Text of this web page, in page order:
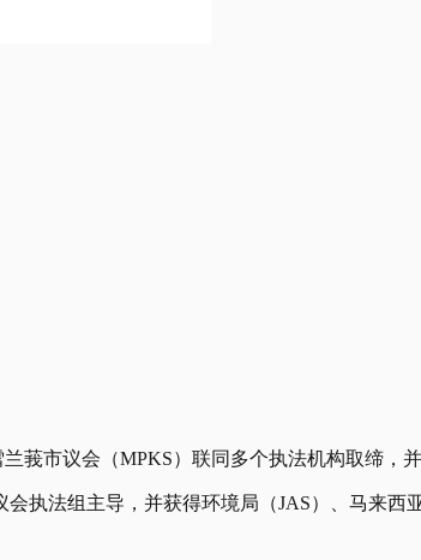
莪市议会（MPKS）联同多个执法机构取缔，并
执法组主导，并获得环境局（JAS）、马来